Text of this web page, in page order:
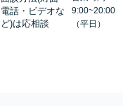
電話・ビデオな
ど)は応相談
9:00~20:00
（平日）